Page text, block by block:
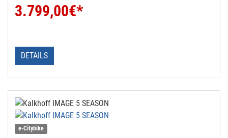
3.799,00€*
DETAILS
e-Citybike